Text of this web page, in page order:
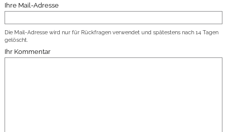
Ihre Mail-Adresse
Die Mail-Adresse wird nur für Rückfragen verwendet und spätestens nach 14 Tagen
gelöscht.
Ihr Kommentar